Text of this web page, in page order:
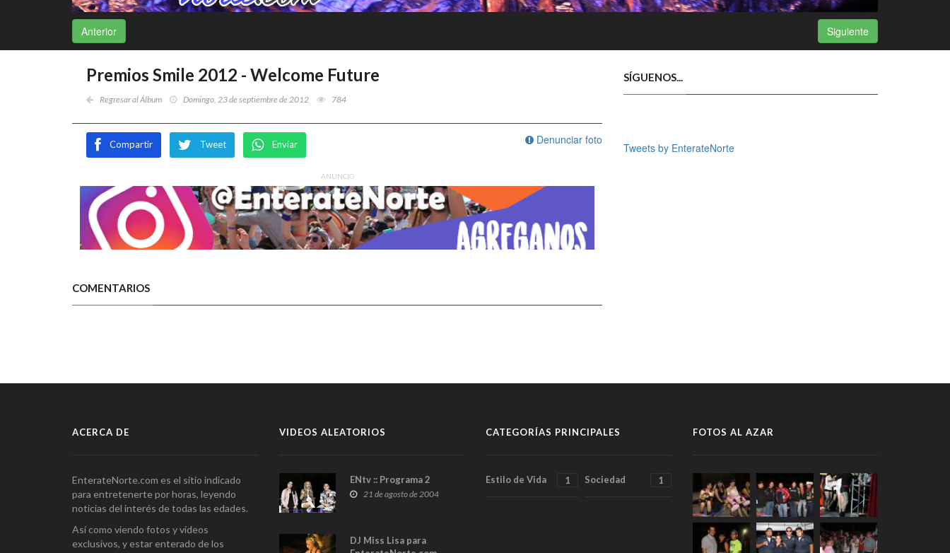
Anterior Siguiente
Premios Smile 2012 - Welcome Future
Regresar al Álbum Domingo, 23 de septiembre de 2012 784
Denunciar foto
Compartir Tweet Enviar
ANUNCIO
COMENTARIOS
SÍGUENOS...
Tweets by EnterateNorte
ACERCA DE
EnterateNorte.com es el sitio indicado
para entretenerte por horas, leyendo
noticias del interés de todas las edades.
Así como viendo fotos y videos
exclusivos, y estar enterado de los
VIDEOS ALEATORIOS
ENtv :: Programa 2
21 de agosto de 2004
DJ Miss Lisa para
CATEGORÍAS PRINCIPALES
Estilo de Vida 1 Sociedad 1
FOTOS AL AZAR